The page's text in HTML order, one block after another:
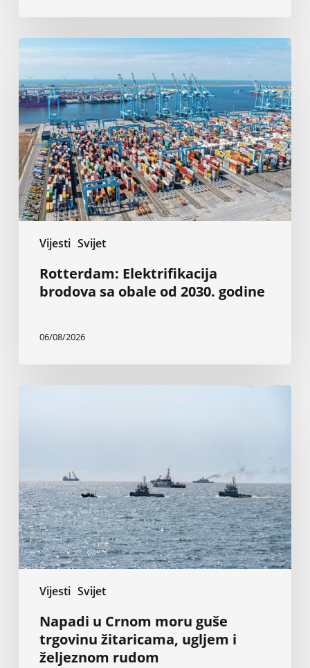
Vijesti Svijet
Rotterdam:
brodova
sa
obale
od
2030.
godine
Rotterdam: Elektrifikacija
brodova sa obale od 2030. godine
06/08/2026
Vijesti Svijet
žitaricama,
ugljem
i
željeznom
rudom
Napadi u Crnom moru guše
trgovinu žitaricama, ugljem i
željeznom rudom